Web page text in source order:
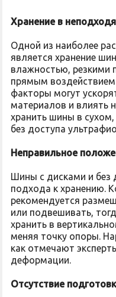
Хранение в
Одной из наиболее
является хранение
влажностью, резкими
прямым воздействием
факторы могут
материалов и влиять
хранить шины в
без доступа
Неправильное
Шины с дисками и без
подхода к хранению.
рекомендуется
или подвешивать,
хранить в
меняя точку опоры.
как отмечают
деформации.
Отсутствие